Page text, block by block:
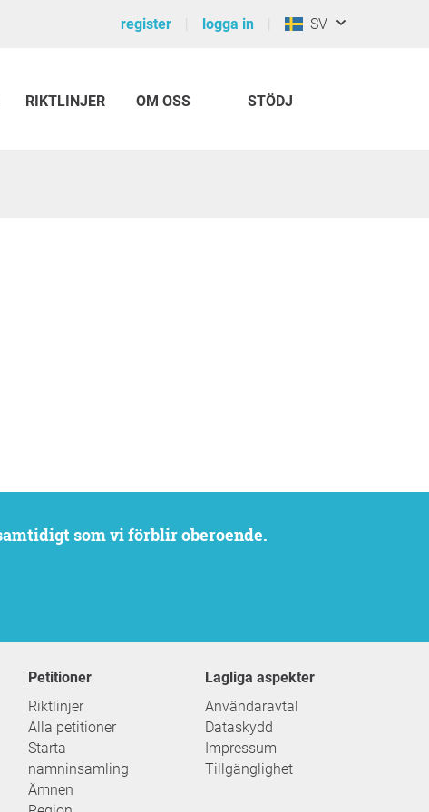
register logga in SV
RIKTLINJER OM OSS STÖDJ
som vi förblir oberoende.
Petitioner
Riktlinjer
Alla petitioner
Starta
namninsamling
Ämnen
Lagliga aspekter
Användaravtal
Dataskydd
Impressum
Tillgänglighet